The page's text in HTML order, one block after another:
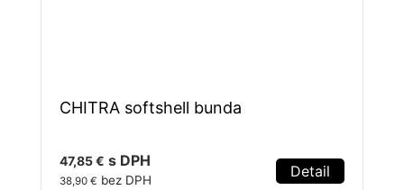
CHITRA softshell bunda
47,85 € s DPH
38,90 € bez DPH Detail